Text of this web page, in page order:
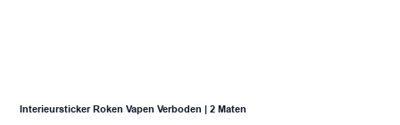
Interieursticker Roken Vapen Verboden | 2 Maten